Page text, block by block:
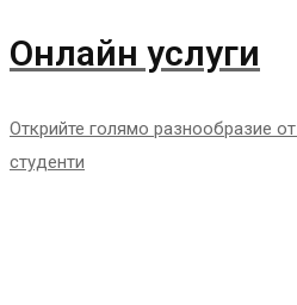
Онлайн услуги
Открийте голямо разнообразие
студенти